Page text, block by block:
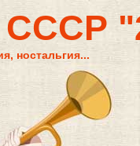
СССР
ностальгия...